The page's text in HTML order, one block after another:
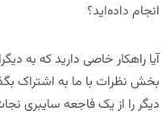
انجام داده‌اید؟
آیا راهکار خاصی دارید که به
بخش نظرات با ما به اشتراک
دیگر را از یک فاجعه سایبری